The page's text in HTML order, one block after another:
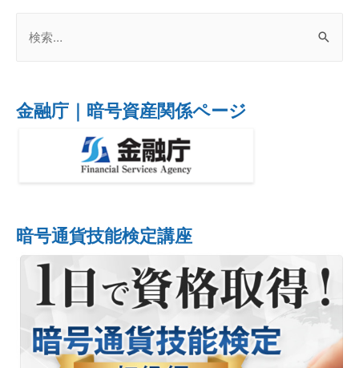
金融庁｜暗号資産関係ページ
暗号通貨技能検定講座